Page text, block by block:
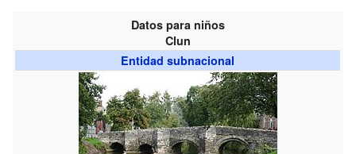
Datos para niños
Clun
Entidad subnacional